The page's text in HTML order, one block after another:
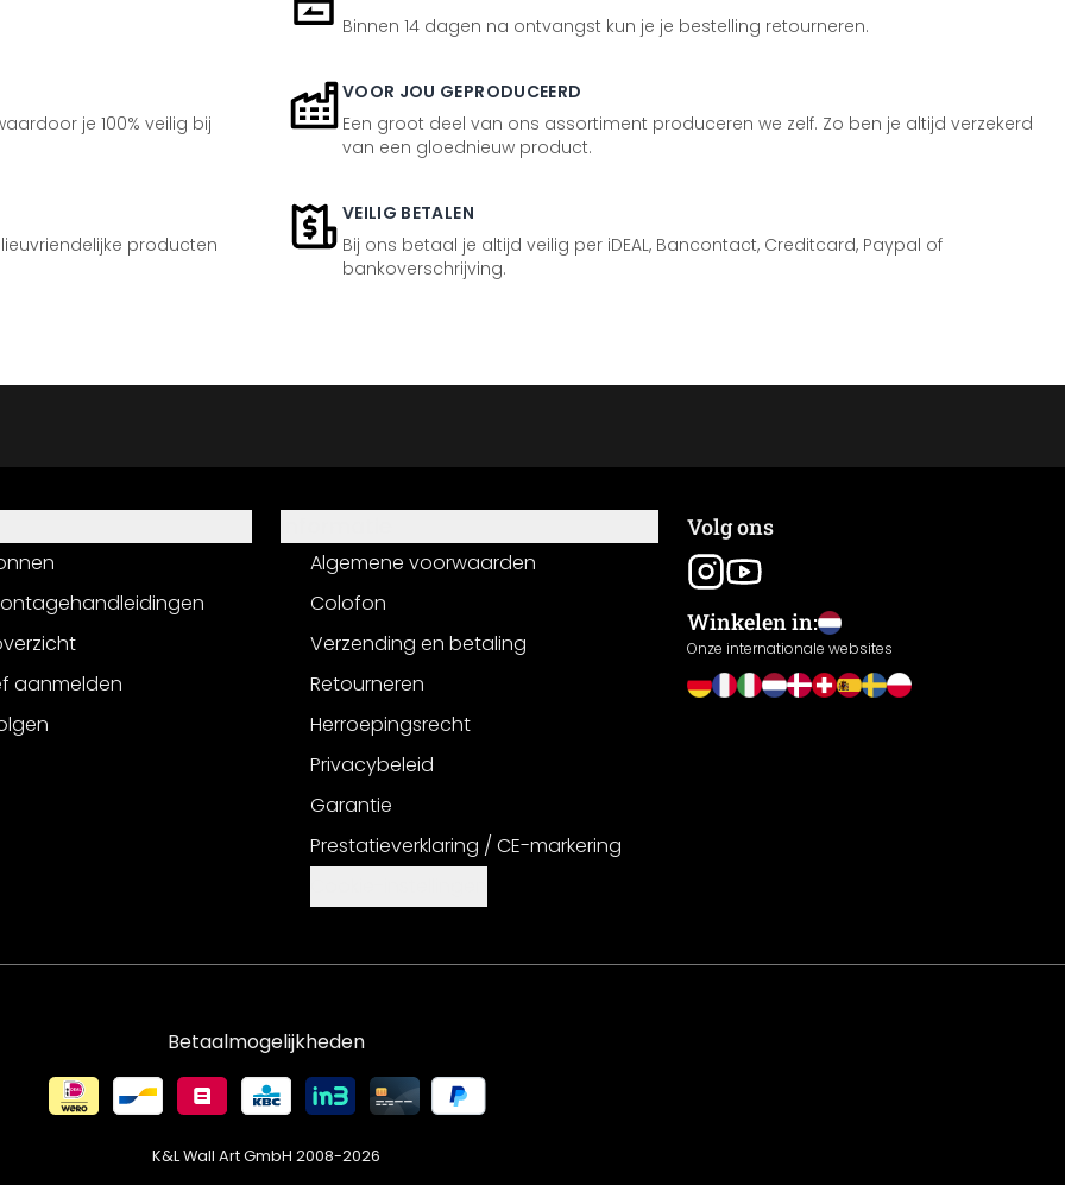
Binnen 14 dagen na ontvangst kun je je bestelling retourneren.
je 100% veilig bij
VOOR JOU GEPRODUCEERD
Een groot deel van ons assortiment produceren we zelf. Zo ben je altijd verzekerd
van een gloednieuw product.
producten
VEILIG BETALEN
Bij ons betaal je altijd veilig per iDEAL, Bancontact, Creditcard, Paypal of
bankoverschrijving.
aanmelden
Algemene voorwaarden
Colofon
Verzending en betaling
Retourneren
Herroepingsrecht
Privacybeleid
Garantie
Prestatieverklaring / CE-markering
Volg ons
Winkelen in:
Onze internationale websites
Betaalmogelijkheden
K&L Wall Art GmbH 2008-2026